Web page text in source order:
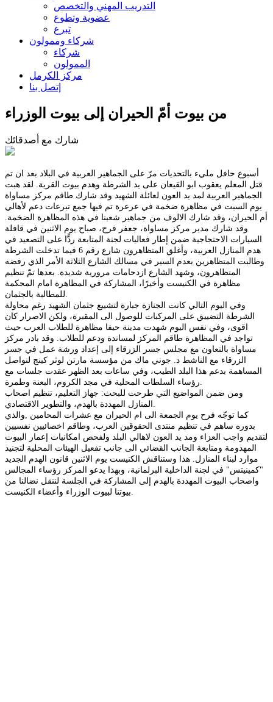
التدريب المهني والتخصص
عضوية وتطوع
تبرع
شركاء وممولون
شركاء
الممولون
مركز الكرمل
إتصل بنا
من بيوت أمّ الحيران إلى بيوت الوزراء
شارك مع أصدقائك
أسبوع حافل مليء بالتحديات مرّ على الجماهير العربية في البلاد بعد ان تم
قتل المعلم يعقوب ابو القيعان على يد الشرطة وهدم بيوت القرية. لقد هبت
الجماهير العربية لمد يد العون لعائلة الشهيد وقد شارك طاقم مركز مساواة
يوم السبت في مظاهرة ضخمة في عرعرة تم فيها جمع تبرعات دعم لأهالي
أم الحيران، وقد شارك الالوف من جماهير شعبنا في هذه المظاهرة الضخمة.
وقد شارك مدير مركز مساواة، جعفر فرح، صباح يوم الاثنين في قافلة
السيارات الاحتجاجية ضمن إطار فعاليات لجنة المتابعة ردًّا على التصعيد في
هدم المنازل العربية، وأغلق المتظاهرون شارع رقم 6 فيما تدخلت الشرطة
وطالبت المتظاهرين بعدم السير في مسالك الشارع الثلاثة الأمر الذي رفضه
المتظاهرون، وشهد الشارع ازدحامات مرورية شديدة. بعدها تمّ تنظيم
مظاهرة في الكنيست وأخيرًا، المشاركة في المظاهرة امام المحكمة
وفي اليوم التالي كانت الجنازة جبارة لتشييع جثمان الشهيد رغم محاولة
الشرطة التضييق على المركبات للوصول الى المقبرة، ولكن الاصرار كان
اقوى، وفي نفس اليوم شهدت مدينة حيفا مظاهرة للطلاب العرب حيث
تواجد في المظاهرة طاقم المركز لمساندة ودعم للطلاب. وقد بادر مركز
مساواة بالتعاون مع مجلس جسر الزرقاء إلى إعداد ورشة عمل في جسر
الزرقاء مع الناشط د. جوني ماك من مؤسسة مارتن لوثر كينج لنواصل
المساهمة بدعم هذا البلد الطيب، وفي ساعات بعد الظهر عقدت جلسات مع
ومن ضمن المواضيع التي طرحت للبحث: جهاز التعليم، تنظيم اصحاب
كما توجّه فرح يوم الجمعة الى ام الحيران مع عشرات المحامين ,والذي
بدوره ساهم في تنظيم منتدى الحقوقين العرب، وطاقم اخصائيين نفسيين
لتقديم واجب العزاء ومد يد العون لاهالي البلد ولفحص امكانيات إعمار البيوت
المهدومة ومتابعة الجانب القضائي الى جانب تفعيل الهيئات المحلية لتجنيد
موارد لبناء المنازل. هذا وستناقش الكنيست يوم الاثنين قانون الهدم الجديد
"كمينيتس" في لجنة الداخلية البرلمانية، وبهذا يدعو المركز رؤساء المجالس
واصحاب البيوت المهددة بالهدم إلى المشاركة في الجلسة لننقل نضالنا من